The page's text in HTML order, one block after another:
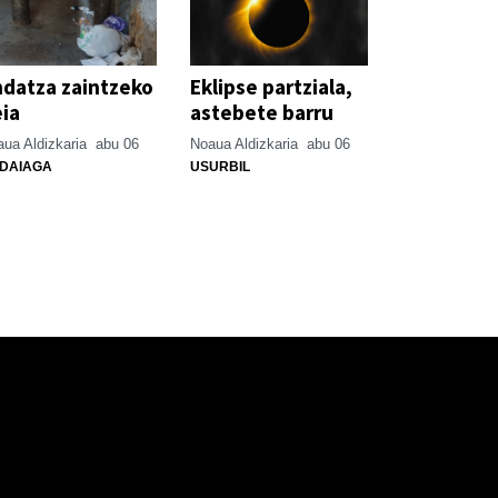
zaintzeko
Aldizkaria abu 06
Eklipse partziala,
astebete barru
Noaua Aldizkaria abu 06
USURBIL